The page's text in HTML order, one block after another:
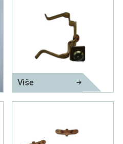
Više
Metalni dio za štancanje